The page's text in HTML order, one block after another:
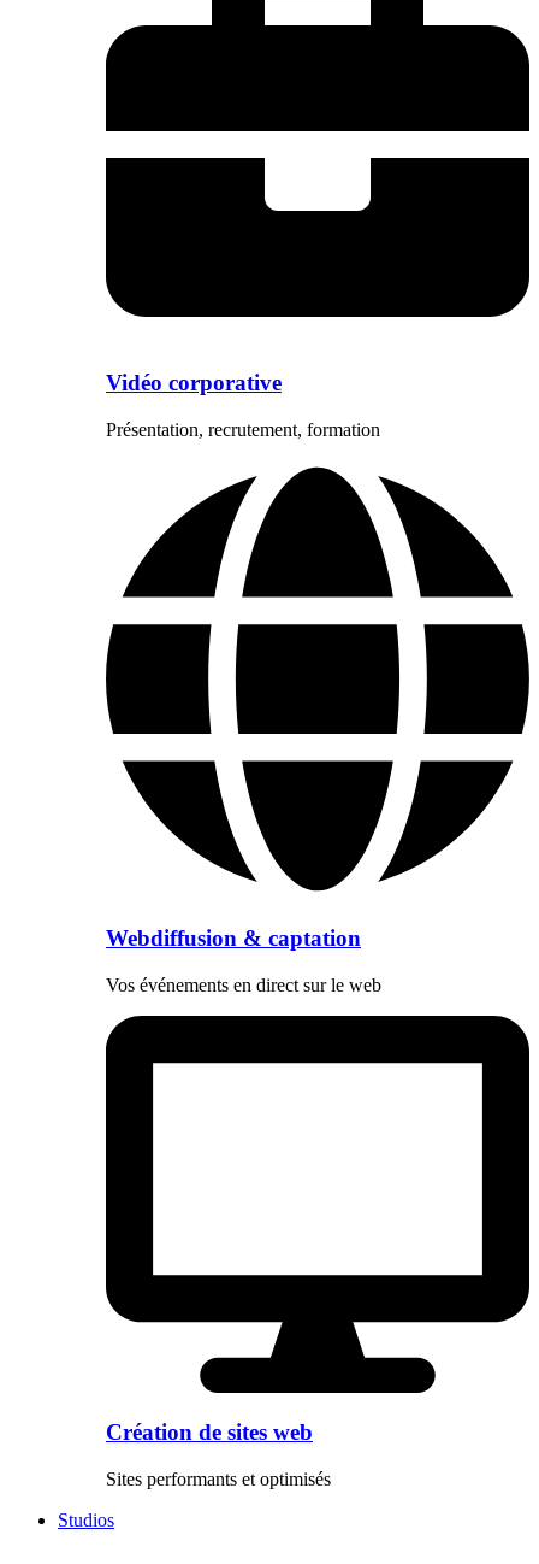
Vidéo corporative
Présentation, recrutement, formation
Webdiffusion & captation
Vos événements en direct sur le web
Création de sites web
Sites performants et optimisés
Studios